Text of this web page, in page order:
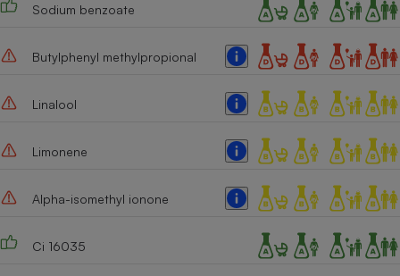
Sodium benzoate
Butylphenyl methylpropional
Linalool
Limonene
Alpha-isomethyl ionone
Ci 16035